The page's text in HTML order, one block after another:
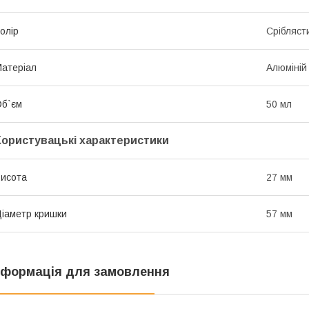
Алюміній
50 мл
характеристики
27 мм
кришки 57 мм
для замовлення